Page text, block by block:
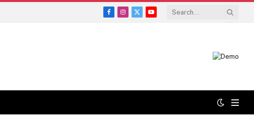
Facebook
Instagram
X
YouTube